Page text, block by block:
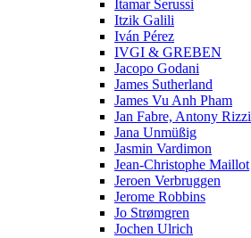
Itamar Serussi
Itzik Galili
Iván Pérez
IVGI & GREBEN
Jacopo Godani
James Sutherland
James Vu Anh Pham
Jan Fabre, Antony Rizzi
Jana Unmüßig
Jasmin Vardimon
Jean-Christophe Maillot
Jeroen Verbruggen
Jerome Robbins
Jo Strømgren
Jochen Ulrich